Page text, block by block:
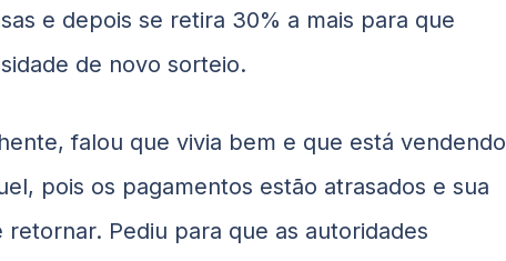
e depois se retira 30% a mais para que
de novo sorteio.
falou que vivia bem e que está vendendo
pois os pagamentos estão atrasados e sua
Pediu para que as autoridades